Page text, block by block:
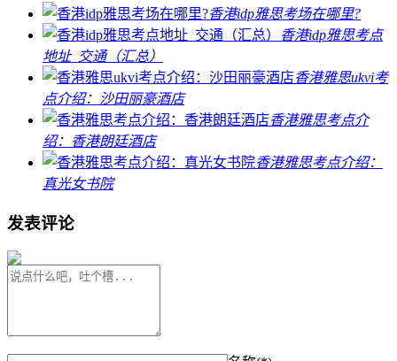
香港idp雅思考场在哪里?
香港idp雅思考点
地址_交通（汇总）
香港雅思ukvi考
点介绍：沙田丽豪酒店
香港雅思考点介
绍：香港朗廷酒店
香港雅思考点介绍：
真光女书院
发表评论